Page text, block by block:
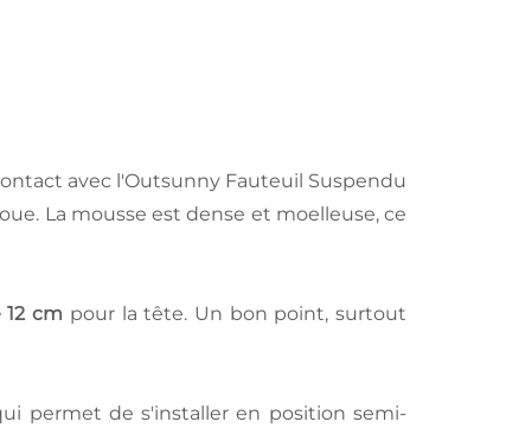
avec l'Outsunny Fauteuil Suspendu
La mousse est dense et moelleuse, ce
cm pour la tête. Un bon point, surtout
permet de s'installer en position semi-